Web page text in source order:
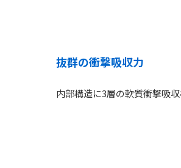
抜群の衝撃吸収力
内部構造に3層の軟質衝撃吸